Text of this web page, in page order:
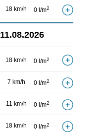
18 km/h 0 l/m2
11.08.2026
18 km/h 0 l/m2
7 km/h 0 l/m2
11 km/h 0 l/m2
18 km/h 0 l/m2